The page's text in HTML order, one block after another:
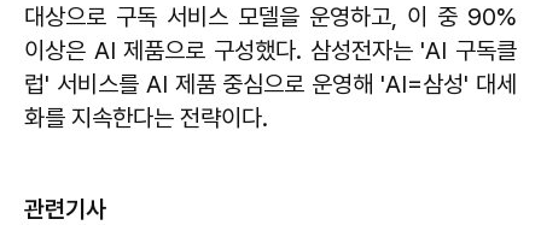
대상으로 구독 서비스 모델을 운영하고, 이 중 90%
이상은 AI 제품으로 구성했다. 삼성전자는 'AI 구독클
럽' 서비스를 AI 제품 중심으로 운영해 'AI=삼성' 대세
화를 지속한다는 전략이다.
관련기사